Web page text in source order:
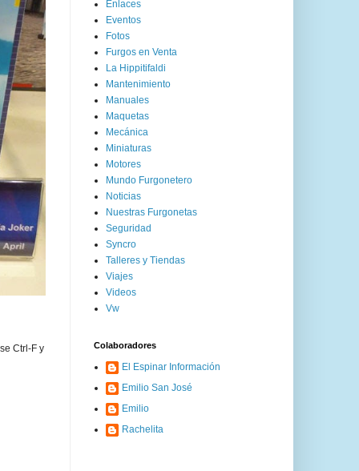
Ctrl-F y
Enlaces
Eventos
Fotos
Furgos en Venta
La Hippitifaldi
Mantenimiento
Manuales
Maquetas
Mecánica
Miniaturas
Motores
Mundo Furgonetero
Noticias
Nuestras Furgonetas
Seguridad
Syncro
Talleres y Tiendas
Viajes
Videos
Vw
Colaboradores
El Espinar Información
Emilio San José
Emilio
Rachelita